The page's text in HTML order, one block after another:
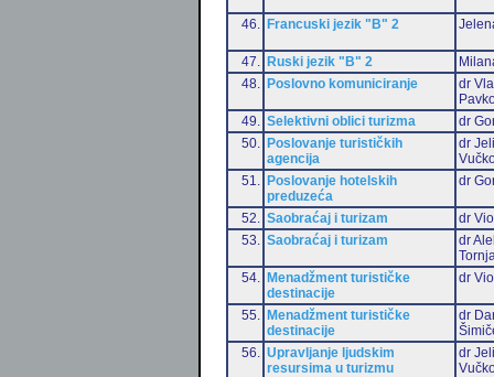
46. Francuski jezik "B" 2
47. Ruski jezik "B" 2
48.
Poslovno komuniciranje
dr
49.
Selektivni oblici turizma
dr
50.
Poslovanje turističkih
agencija
dr
51.
Poslovanje hotelskih
preduzeća
dr
52. Saobraćaj i turizam
dr
53.
Saobraćaj i turizam
dr
54.
Menadžment turističke
destinacije
dr
55.
Menadžment turističke
destinacije
dr
56.
Upravljanje ljudskim
resursima u turizmu
dr